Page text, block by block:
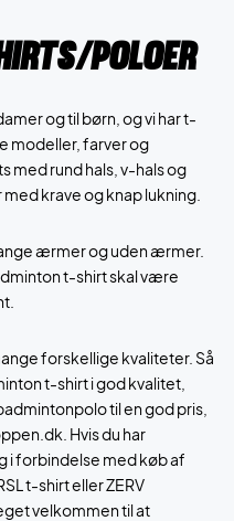
Poloer
og til børn, og vi har t-
modeller, farver og
med rund hals, v-hals og
krave og knap lukning.
ærmer og uden ærmer.
t-shirt skal være
forskellige kvaliteter. Så
t-shirt i god kvalitet,
til en god pris,
Hvis du har
i forbindelse med køb af
t-shirt eller ZERV
velkommen til at